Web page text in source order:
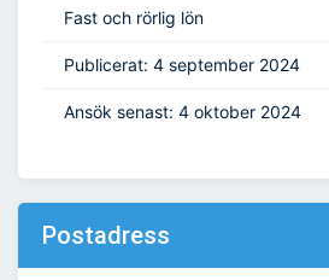
Fast och rörlig lön
Publicerat: 4 september 2024
Ansök senast: 4 oktober 2024
Postadress